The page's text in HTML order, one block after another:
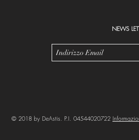
NEWS
© 2018 by DeAstis. P.I. 04544020722